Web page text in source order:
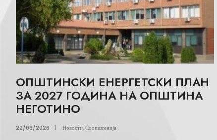
ОПШТИНСКИ ЕНЕРГЕТСКИ ПЛАН
ЗА 2027 ГОДИНА НА ОПШТИНА
НЕГОТИНО
22/06/2026 | Новости,Соопштенија